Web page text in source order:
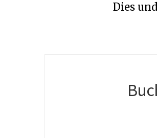
Dies